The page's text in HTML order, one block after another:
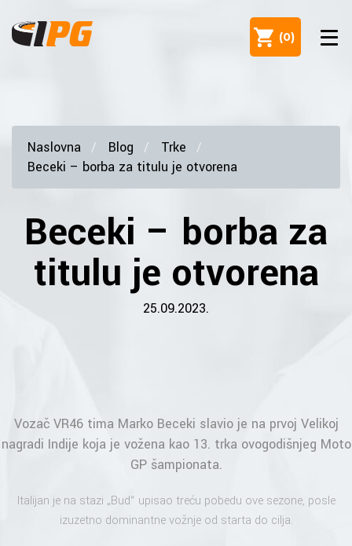
(0)
Naslovna Blog
Trke
Beceki – borba za titulu je otvorena
Beceki – borba za
titulu je otvorena
25.09.2023.
Vozač VR46 tima Marko Beceki slavio je na prvoj Velikoj
nagradi Indije koja je vožena kao 13. trka ovogodišnjeg Moto
GP šampionata.
Italijan je na stazi „Bud“ upisao treću pobedu ove sezone, posle
izuzetno dominantne vožnje od starta do cilja.